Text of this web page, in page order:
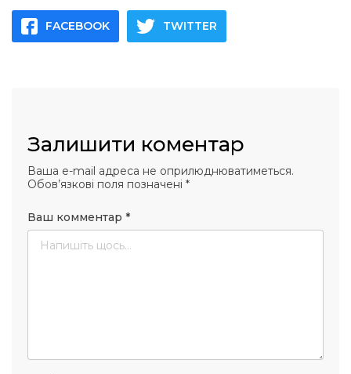
FACEBOOK TWITTER
Залишити коментар
Ваша e-mail адреса не оприлюднюватиметься.
Обов’язкові поля позначені *
Ваш комментар *